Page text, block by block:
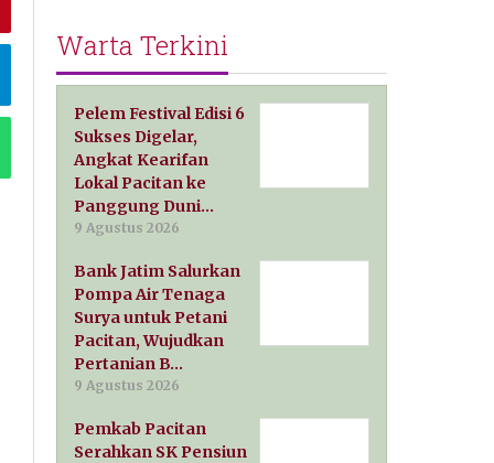
Warta Terkini
Pelem Festival Edisi 6
Sukses Digelar,
Angkat Kearifan
Lokal Pacitan ke
Panggung Duni…
9 Agustus 2026
Bank Jatim Salurkan
Pompa Air Tenaga
Surya untuk Petani
Pacitan, Wujudkan
Pertanian B…
9 Agustus 2026
Pemkab Pacitan
Serahkan SK Pensiun